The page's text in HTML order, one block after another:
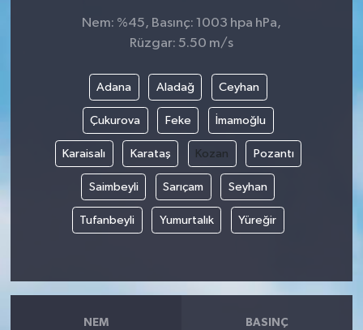
Nem: %45, Basınç: 1003 hpa hPa,
Rüzgar: 5.50 m/s
Adana Aladağ Ceyhan
Çukurova Feke İmamoğlu
Karaisalı Karataş Kozan Pozantı
Saimbeyli Sarıçam Seyhan
Tufanbeyli Yumurtalık Yüreğir
NEM BASINÇ
Yurttan